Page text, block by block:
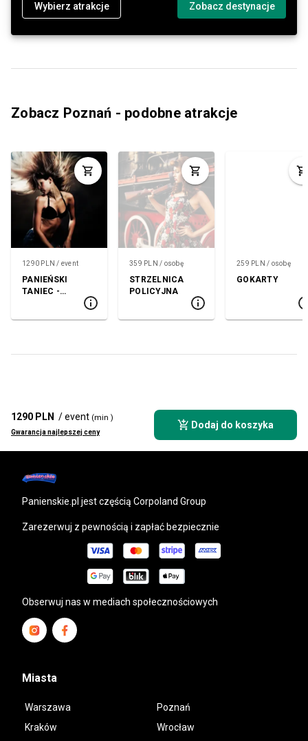
Wybierz atrakcje Zobacz destynacje
Zobacz Poznań - podobne atrakcje
1290 PLN / event
PANIEŃSKI
TANIEC -
359 PLN / osobę
STRZELNICA
POLICYJNA
259 PLN / osobę
GOKARTY
1290 PLN / event (min )
Gwarancja najlepszej ceny
Dodaj do koszyka
panienskie.pl jest częścią Corpoland Group
Zarezerwuj z pewnością i zapłać bezpiecznie
Obserwuj nas w mediach społecznościowych
Miasta
Warszawa
Poznań
Kraków
Wrocław